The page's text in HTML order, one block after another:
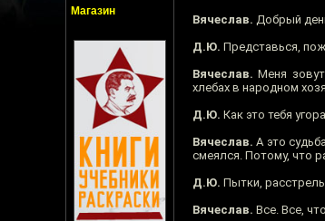
Магазин
Вячеслав. Добрый
Д.Ю. Представься,
Вячеслав. Меня
хлебах в народном
Д.Ю. Как это тебя
Вячеслав. А это
смеялся. Потому, что
Д.Ю. Пытки,
Вячеслав. Все. Все,